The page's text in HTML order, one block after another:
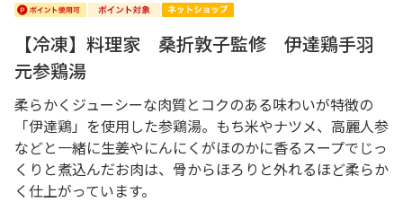
【冷凍】料理家 桑折敦子監修 伊達鶏手羽
元参鶏湯
柔らかくジューシーな肉質とコクのある味わいが特徴の
「伊達鶏」を使用した参鶏湯。もち米やナツメ、高麗人参
などと一緒に生姜やにんにくがほのかに香るスープでじっ
くりと煮込んだお肉は、骨からほろりと外れるほど柔らか
く仕上がっています。